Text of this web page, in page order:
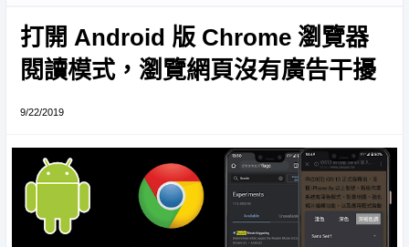
打開 Android 版 Chrome 瀏覽器
閱讀模式，瀏覽網頁沒有廣告干擾
9/22/2019